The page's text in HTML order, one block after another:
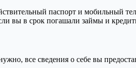
паспорт и мобильный
вы в срок погашали займы и
все сведения о себе вы